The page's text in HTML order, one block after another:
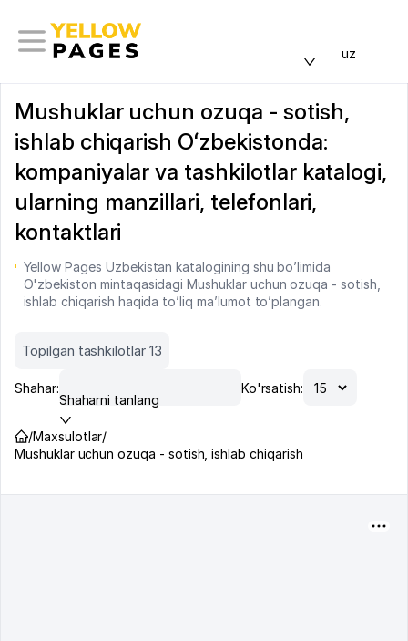
uz
Mushuklar uchun ozuqa - sotish,
ishlab chiqarish Oʻzbekistonda:
kompaniyalar va tashkilotlar katalogi,
ularning manzillari, telefonlari,
kontaktlari
Yellow Pages Uzbekistan katalogining shu bo’limida
O'zbekiston mintaqasidagi Mushuklar uchun ozuqa - sotish,
ishlab chiqarish haqida to’liq ma’lumot to’plangan.
Topilgan tashkilotlar 13
Shahar:
Shaharni tanlang
Ko'rsatish:
/Maxsulotlar/
Mushuklar uchun ozuqa - sotish, ishlab chiqarish